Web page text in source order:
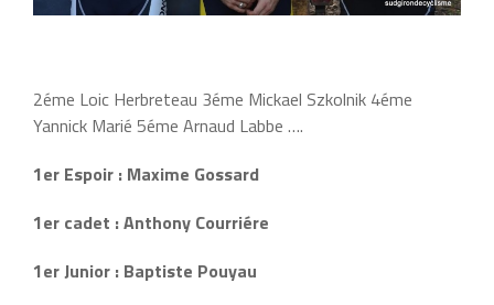
2éme Loic Herbreteau 3éme Mickael Szkolnik 4éme
Yannick Marié 5éme Arnaud Labbe ….
1er Espoir : Maxime Gossard
1er cadet : Anthony Courriére
1er Junior : Baptiste Pouyau